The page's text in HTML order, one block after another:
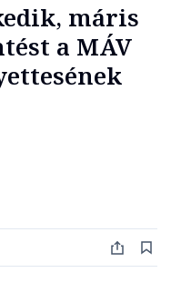
máris
a MÁV